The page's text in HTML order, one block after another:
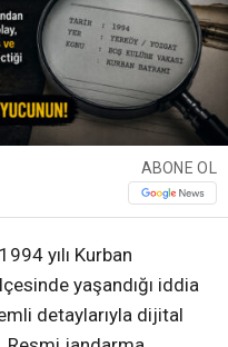
ABONE OL
yılı Kurban
yaşandığı iddia
detaylarıyla dijital